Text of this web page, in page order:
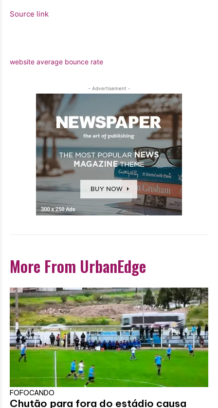
Source link
website average bounce rate
- Advertisement -
More From UrbanEdge
FOFOCANDO
Chutão para fora do estádio causa